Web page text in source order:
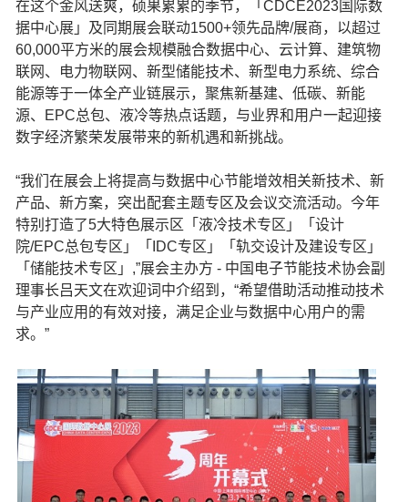
在这个金风送爽，硕果累累的季节，「CDCE2023国际数
据中心展」及同期展会联动1500+领先品牌/展商，以超过
60,000平方米的展会规模融合数据中心、云计算、建筑物
联网、电力物联网、新型储能技术、新型电力系统、综合
能源等于一体全产业链展示，聚焦新基建、低碳、新能
源、EPC总包、液冷等热点话题，与业界和用户一起迎接
数字经济繁荣发展带来的新机遇和新挑战。
“我们在展会上将提高与数据中心节能增效相关新技术、新
产品、新方案，突出配套主题专区及会议交流活动。今年
特别打造了5大特色展示区「液冷技术专区」「设计
院/EPC总包专区」「IDC专区」「轨交设计及建设专区」
「储能技术专区」,”展会主办方 - 中国电子节能技术协会副
理事长吕天文在欢迎词中介绍到，“希望借助活动推动技术
与产业应用的有效对接，满足企业与数据中心用户的需
求。”